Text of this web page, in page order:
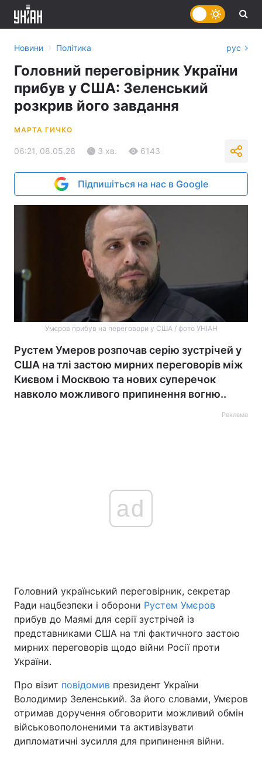
Політика
Економіка Світ
Спорт Наука
Зброя Інциденти
Здоров'я Туризм
Новини › Політика рус
Головний переговірник України
прибув у США: Зеленський
розкрив його завдання
МАРТА ГИЧКО
06:21, 08.05.26 3 хв. 6143
Підпишіться на нас в Google
Умєров прибув на переговори у США / фото УНІАН
Рустем Умеров розпочав серію зустрічей у
США на тлі застою мирних переговорів між
Києвом і Москвою та нових суперечок
навколо можливого припинення вогню..
Реклама
ad
Головний український переговірник, секретар
Ради нацбезпеки і оборони Рустем Умєров
прибув до Маямі для серії зустрічей із
представниками США на тлі фактичного застою
мирних переговорів щодо війни Росії проти
України.
Про візит повідомив президент України
Володимир Зеленський. За його словами, Умєров
отримав доручення обговорити можливий обмін
військовополоненими та активізувати
дипломатичні зусилля для припинення війни.